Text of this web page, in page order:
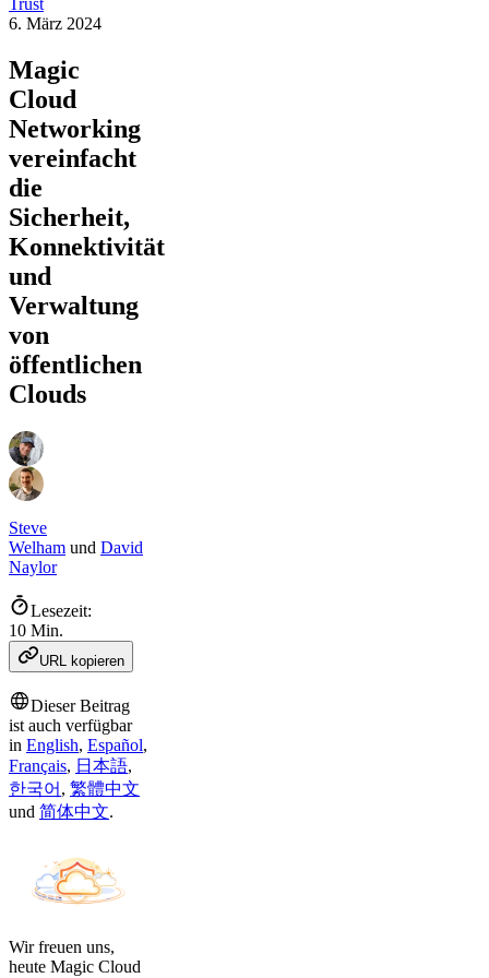
Trust
6. März 2024
Magic
Cloud
Networking
vereinfacht
die
Sicherheit,
Konnektivität
und
Verwaltung
von
öffentlichen
Clouds
Steve
Welham und David
Naylor
Lesezeit:
10 Min.
URL kopieren
Dieser Beitrag
ist auch verfügbar
in English, Español,
Français, 日本語,
한국어 , 繁體中文
und 简体中文.
Wir freuen uns,
heute Magic Cloud